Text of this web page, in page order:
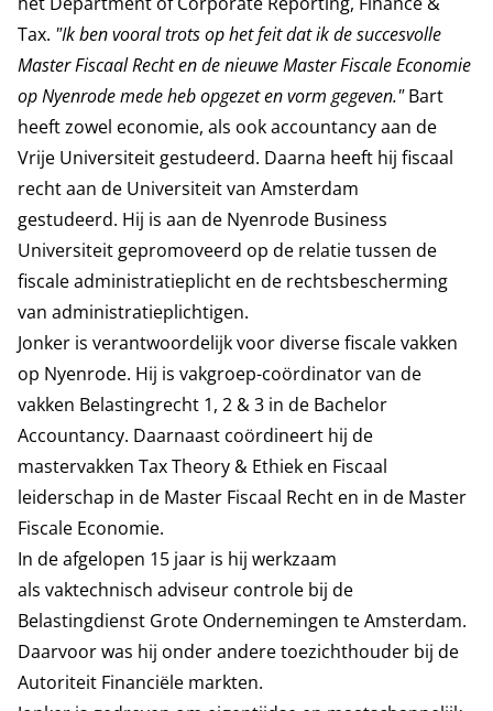
Tax. "Ik ben vooral trots op het feit dat ik de succesvolle
Master Fiscaal Recht en de nieuwe Master Fiscale Economie
op Nyenrode mede heb opgezet en vorm gegeven."Bart
heeft zowel economie, als ook accountancy aan de
Vrije Universiteit gestudeerd. Daarna heeft hij fiscaal
recht aan de Universiteit van Amsterdam
gestudeerd. Hij is aan de Nyenrode Business
Universiteit gepromoveerd op de relatie tussen de
fiscale administratieplicht en de rechtsbescherming
van administratieplichtigen.
Jonker is verantwoordelijk voor diverse fiscale vakken
op Nyenrode. Hij is vakgroep-coördinator van de
vakken Belastingrecht 1, 2 & 3 in de Bachelor
Accountancy. Daarnaast coördineert hij de
mastervakken Tax Theory & Ethiek en Fiscaal
leiderschap in de Master Fiscaal Recht en in de Master
Fiscale Economie.
In de afgelopen 15 jaar is hij werkzaam
als vaktechnisch adviseur controle bij de
Belastingdienst Grote Ondernemingen te Amsterdam.
Daarvoor was hij onder andere toezichthouder bij de
Autoriteit Financiële markten.